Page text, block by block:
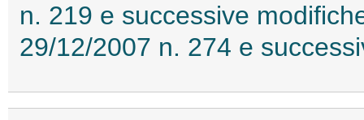
n. 219 e successive
29/12/2007 n. 274 e